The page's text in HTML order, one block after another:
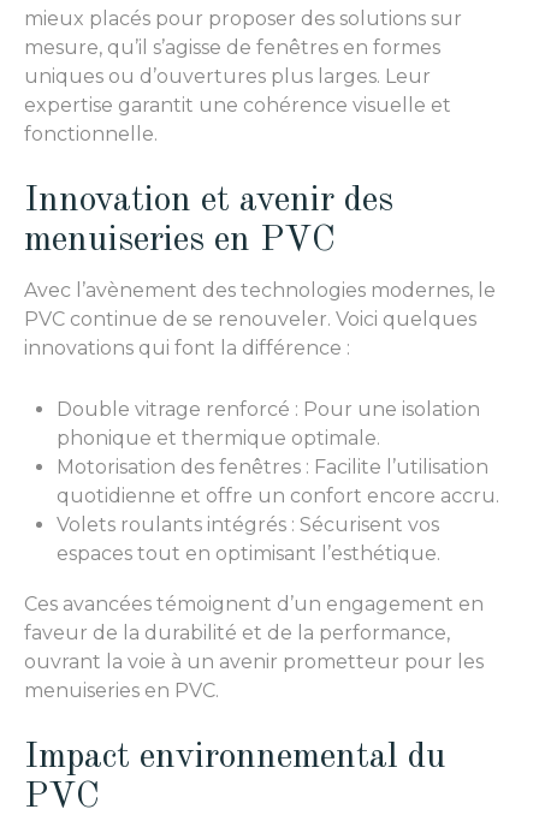
mieux placés pour proposer des solutions sur
mesure, qu’il s’agisse de fenêtres en formes
uniques ou d’ouvertures plus larges. Leur
expertise garantit une cohérence visuelle et
fonctionnelle.
Innovation et avenir des
menuiseries en PVC
Avec l’avènement des technologies modernes, le
PVC continue de se renouveler. Voici quelques
innovations qui font la différence :
Double vitrage renforcé : Pour une isolation
phonique et thermique optimale.
Motorisation des fenêtres : Facilite l’utilisation
quotidienne et offre un confort encore accru.
Volets roulants intégrés : Sécurisent vos
espaces tout en optimisant l’esthétique.
Ces avancées témoignent d’un engagement en
faveur de la durabilité et de la performance,
ouvrant la voie à un avenir prometteur pour les
menuiseries en PVC.
Impact environnemental du
PVC